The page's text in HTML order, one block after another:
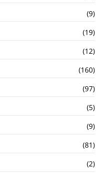
(9)
(19)
(12)
(160)
(97)
(5)
(9)
(81)
(2)